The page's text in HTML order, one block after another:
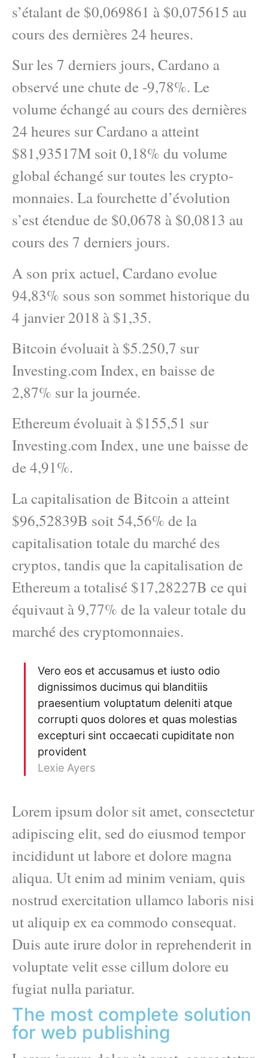
s’étalant de $0,069861 à $0,075615 au
cours des dernières 24 heures.
Sur les 7 derniers jours, Cardano a
observé une chute de -9,78%. Le
volume échangé au cours des dernières
24 heures sur Cardano a atteint
$81,93517M soit 0,18% du volume
global échangé sur toutes les crypto-
monnaies. La fourchette d’évolution
s’est étendue de $0,0678 à $0,0813 au
cours des 7 derniers jours.
A son prix actuel, Cardano evolue
94,83% sous son sommet historique du
4 janvier 2018 à $1,35.
Bitcoin évoluait à $5.250,7 sur
Investing.com Index, en baisse de
2,87% sur la journée.
Ethereum évoluait à $155,51 sur
Investing.com Index, une une baisse de
de 4,91%.
La capitalisation de Bitcoin a atteint
$96,52839B soit 54,56% de la
capitalisation totale du marché des
cryptos, tandis que la capitalisation de
Ethereum a totalisé $17,28227B ce qui
équivaut à 9,77% de la valeur totale du
marché des cryptomonnaies.
Vero eos et accusamus et iusto odio
dignissimos ducimus qui blanditiis
praesentium voluptatum deleniti atque
corrupti quos dolores et quas molestias
excepturi sint occaecati cupiditate non
provident
Lexie Ayers
Lorem ipsum dolor sit amet, consectetur
adipiscing elit, sed do eiusmod tempor
incididunt ut labore et dolore magna
aliqua. Ut enim ad minim veniam, quis
nostrud exercitation ullamco laboris nisi
ut aliquip ex ea commodo consequat.
Duis aute irure dolor in reprehenderit in
voluptate velit esse cillum dolore eu
fugiat nulla pariatur.
The most complete solution
for web publishing